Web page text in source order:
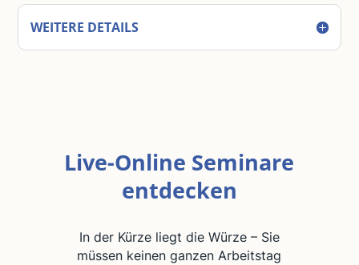
WEITERE DETAILS
Live-Online Seminare
entdecken
In der Kürze liegt die Würze – Sie
müssen keinen ganzen Arbeitstag